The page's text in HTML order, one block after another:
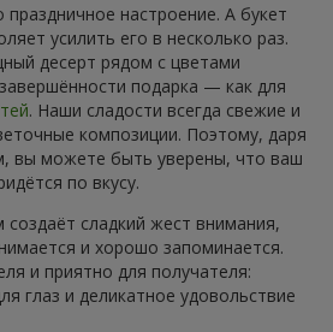
настроение. А букет
усилить его в несколько раз.
десерт рядом с цветами
подарка — как для
. Наши сладости всегда свежие и
композиции. Поэтому, даря
вы можете быть уверены, что ваш
по вкусу.
создаёт сладкий жест внимания,
и хорошо запоминается.
и приятно для получателя:
глаз и деликатное удовольствие